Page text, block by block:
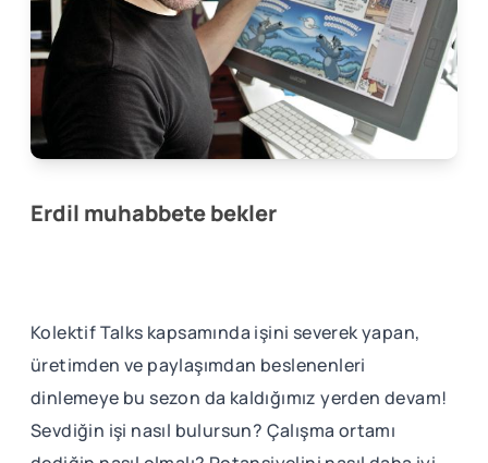
Erdil muhabbete bekler
Kolektif Talks kapsamında işini severek yapan,
üretimden ve paylaşımdan beslenenleri
dinlemeye bu sezon da kaldığımız yerden devam!
Sevdiğin işi nasıl bulursun? Çalışma ortamı